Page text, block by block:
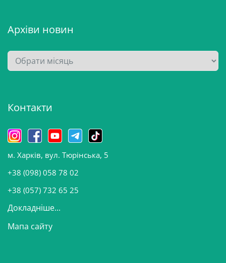
Архіви новин
А
р
в
н
о
в
и
Контакти
м. Харків, вул. Тюрінська, 5
+38 (098) 058 78 02
+38 (057) 732 65 25
Докладніше...
Мапа сайту